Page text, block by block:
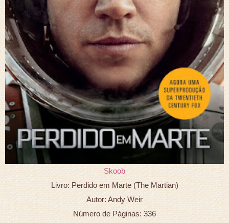
Skoob
Livro: Perdido em Marte (The Martian)
Autor: Andy Weir
Número de Páginas: 336